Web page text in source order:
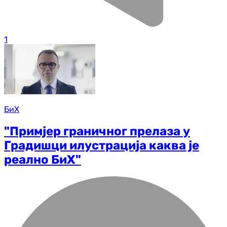
1
БиХ
"Примјер граничног прелаза у
Градишци илустрација каква је
реално БиХ"